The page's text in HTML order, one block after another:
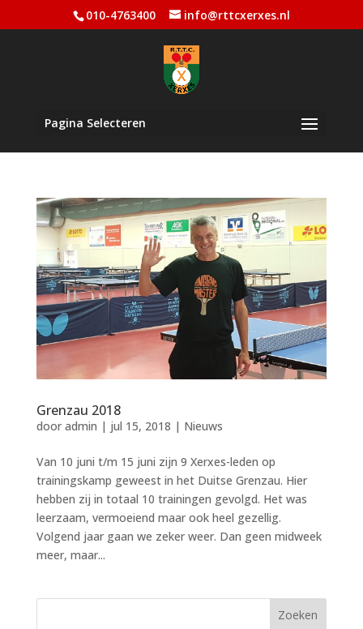
010-4763400 info@rttcxerxes.nl
Pagina Selecteren
Grenzau 2018
door admin | jul 15, 2018 | Nieuws
Van 10 juni t/m 15 juni zijn 9 Xerxes-leden op
trainingskamp geweest in het Duitse Grenzau. Hier
hebben zij in totaal 10 trainingen gevolgd. Het was
leerzaam, vermoeiend maar ook heel gezellig.
Volgend jaar gaan we zeker weer. Dan geen midweek
meer, maar...